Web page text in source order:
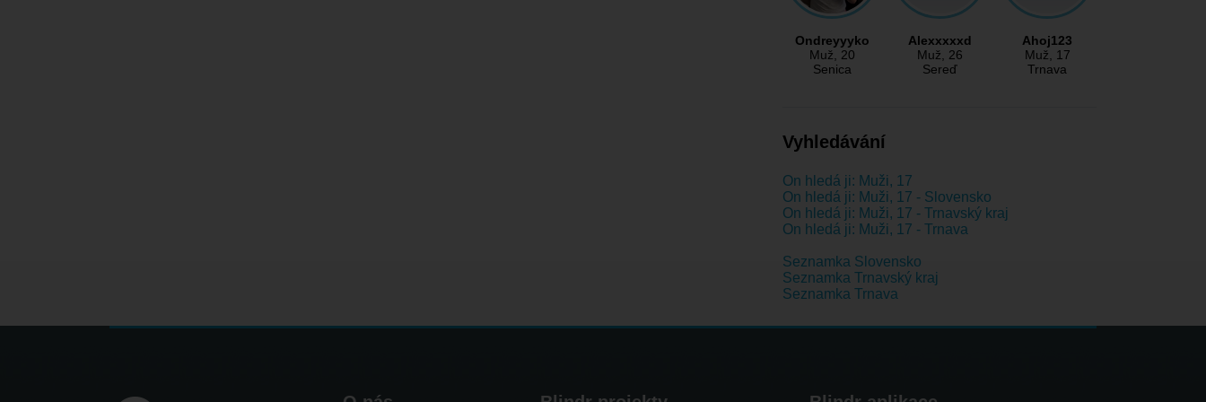
Ondreyyyko
Muž, 20
Senica
Alexxxxxd
Muž, 26
Sereď
Ahoj123
Muž, 17
Trnava
Vyhledávání
On hledá ji: Muži, 17
On hledá ji: Muži, 17 - Slovensko
On hledá ji: Muži, 17 - Trnavský kraj
On hledá ji: Muži, 17 - Trnava
Seznamka Slovensko
Seznamka Trnavský kraj
Seznamka Trnava